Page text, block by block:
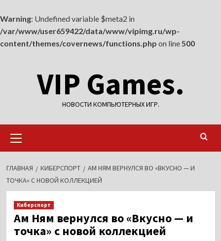
Warning: Undefined variable $meta2 in
/var/www/user659422/data/www/vipimg.ru/wp-
content/themes/covernews/functions.php on line500
содержимомуVIP Games.
НОВОСТИ КОМПЬЮТЕРНЫХ ИГР.
меню
ГЛАВНАЯ КИБЕРСПОРТ
АМ НЯМ ВЕРНУЛСЯ ВО «ВКУСНО — И
ТОЧКА» С НОВОЙ КОЛЛЕКЦИЕЙ
Киберспорт
Ам Ням вернулся во «Вкусно — и
точка» с новой коллекцией